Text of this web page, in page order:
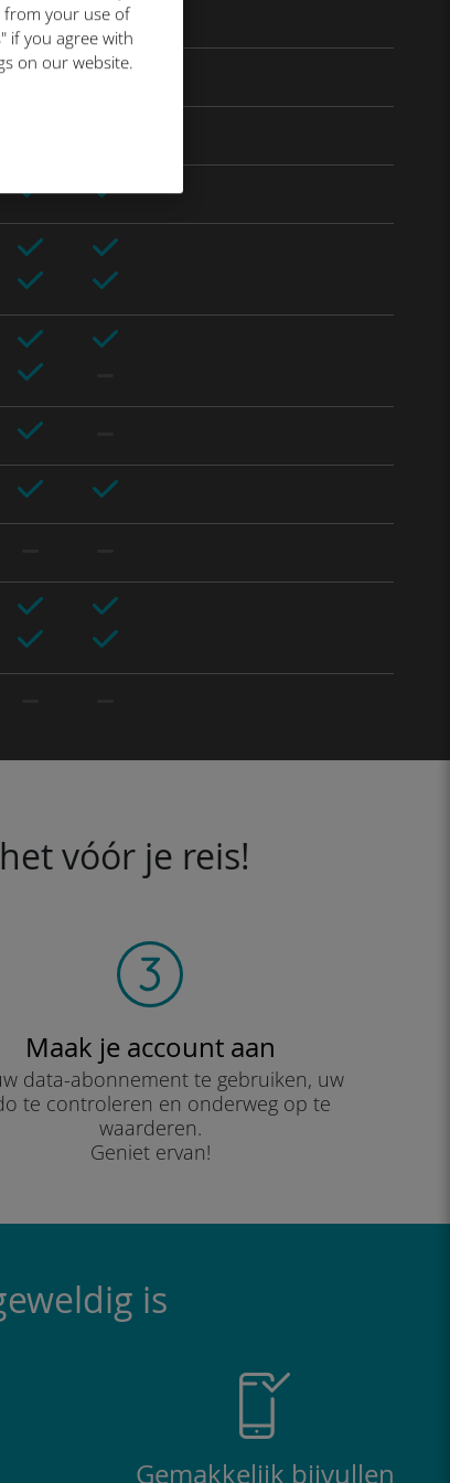
your use of
if you agree with
on our website.
vóór je reis!
Maak je account aan
data-abonnement te gebruiken, uw
te controleren en onderweg op te
waarderen.
Geniet ervan!
is
Gemakkelijk bijvullen